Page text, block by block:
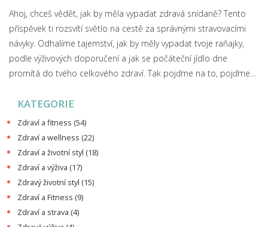
Ahoj, chceš vědět, jak by měla vypadat zdravá snídaně? Tento
příspěvek ti rozsvítí světlo na cestě za správnými stravovacími
návyky. Odhalíme tajemství, jak by měly vypadat tvoje raňajky,
podle výživových doporučení a jak se počáteční jídlo dne
promítá do tvého celkového zdraví. Tak pojďme na to, pojďme
denních stravovacích rituálů - snídani.
KATEGORIE
Zdraví a fitness (54)
Zdraví a wellness (22)
Zdraví a životní styl (18)
Zdraví a výživa (17)
Zdravý životní styl (15)
Zdraví a Fitness (9)
Zdraví a strava (4)